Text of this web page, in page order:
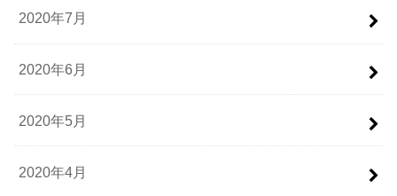
2020年7月
2020年6月
2020年5月
2020年4月